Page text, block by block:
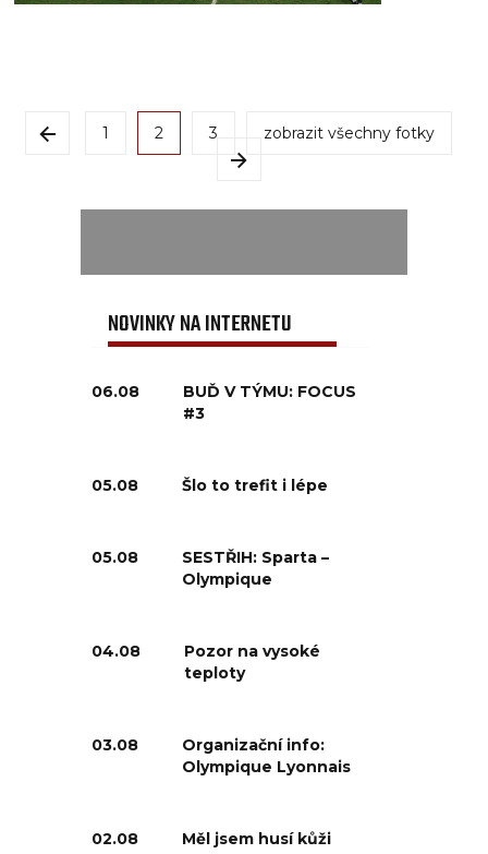
1 2 3 zobrazit všechny fotky
NOVINKY NA INTERNETU
06.08
BUĎ V TÝMU: FOCUS
#3
05.08 Šlo to trefit i lépe
05.08
SESTŘIH: Sparta –
Olympique
04.08
Pozor na vysoké
teploty
03.08
Organizační info:
Olympique Lyonnais
02.08 Měl jsem husí kůži